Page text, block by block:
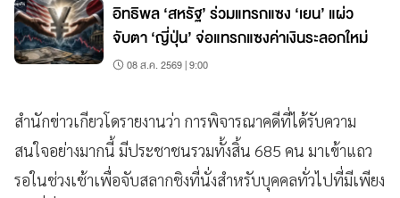
อิทธิพล ‘สหรัฐ’ ร่วมแทรกแซง ‘เยน’ แผ่ว
จับตา ‘ญี่ปุ่น’ จ่อแทรกแซงค่าเงินระลอกใหม่
08 ส.ค. 2569 | 9:00
สำนักข่าวเกียวโดรายงานว่า การพิจารณาคดีที่ได้รับความ
สนใจอย่างมากนี้ มีประชาชนรวมทั้งสิ้น 685 คน มาเข้าแถว
รอในช่วงเช้าเพื่อจับสลากชิงที่นั่งสำหรับบุคคลทั่วไปที่มีเพียง